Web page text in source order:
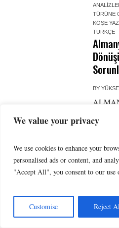
We value your privacy
We use cookies to enhance your
personalised ads or content, and
"Accept All", you consent to our use
Customise Reject
TÜRÜNE
KÖŞE
TÜRKÇE
BY